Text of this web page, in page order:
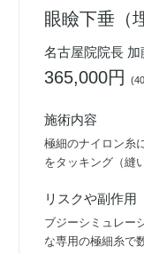
眼瞼下垂（
名古屋院院長 加
365,000円(
施術内容
極細のナイロン糸
をタッキング（縫
リスクや副作用
ブジーシミュレー
な専用の極細糸で